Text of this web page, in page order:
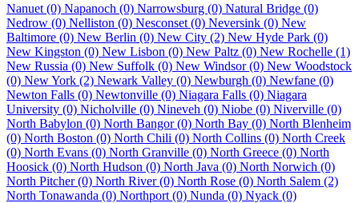
Nanuet (0) Napanoch (0) Narrowsburg (0) Natural Bridge (0)
Nedrow (0) Nelliston (0) Nesconset (0) Neversink (0) New
Baltimore (0) New Berlin (0) New City (2) New Hyde Park (0)
New Kingston (0) New Lisbon (0) New Paltz (0) New Rochelle (1)
New Russia (0) New Suffolk (0) New Windsor (0) New Woodstock
(0) New York (2) Newark Valley (0) Newburgh (0) Newfane (0)
Newton Falls (0) Newtonville (0) Niagara Falls (0) Niagara
University (0) Nicholville (0) Nineveh (0) Niobe (0) Niverville (0)
North Babylon (0) North Bangor (0) North Bay (0) North Blenheim
(0) North Boston (0) North Chili (0) North Collins (0) North Creek
(0) North Evans (0) North Granville (0) North Greece (0) North
Hoosick (0) North Hudson (0) North Java (0) North Norwich (0)
North Pitcher (0) North River (0) North Rose (0) North Salem (2)
North Tonawanda (0) Northport (0) Nunda (0) Nyack (0)